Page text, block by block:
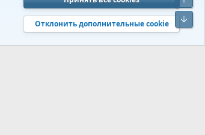
Политика конфиденциальности Помощь
R
S
Отклонить дополнительные cookie